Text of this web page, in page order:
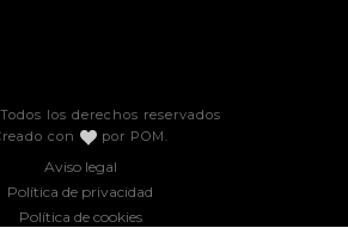
los derechos reservados
con
por POM
Aviso legal
Política de privacidad
Política de cookies